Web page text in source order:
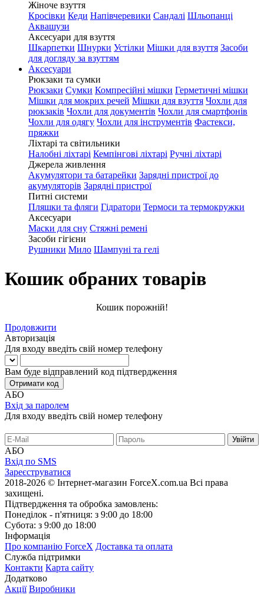
Жіноче взуття
Кросівки Кеди Напівчеревики Сандалі Шльопанці
Аквашузи
Аксесуари для взуття
Шкарпетки Шнурки Устілки Мішки для взуття Засоби
для догляду за взуттям
Аксесуари
Рюкзаки та сумки
Рюкзаки Сумки Компресійні мішки Герметичні мішки
Мішки для мокрих речей Мішки для взуття Чохли для
рюкзаків Чохли для документів Чохли для смартфонів
Чохли для одягу Чохли для інструментів Фастекси,
пряжки
Ліхтарі та світильники
Налобні ліхтарі Кемпінгові ліхтарі Ручні ліхтарі
Джерела живлення
Акумулятори та батарейки Зарядні пристрої до
акумуляторів Зарядні пристрої
Питні системи
Пляшки та фляги Гідратори Термоси та термокружки
Аксесуари
Маски для сну Стяжні ремені
Засоби гігієни
Рушники Мило Шампуні та гелі
Кошик обраних товарів
Кошик порожній!
Продовжити
Авторизація
Для входу введіть свій номер телефону
Вам буде відправлений код підтвердження
Отримати код
АБО
Вхід за паролем
Для входу введіть свій номер телефону
АБО
Вхід по SMS
Зареєструватися
2018-2026 © Інтернет-магазин ForceX.com.ua Всі права
захищені.
Підтвердження та обробка замовлень:
Понеділок - п'ятниця: з 9:00 до 18:00
Субота: з 9:00 до 18:00
Інформація
Про компанію ForceX Доставка та оплата
Служба підтримки
Контакти Карта сайту
Додатково
Акції Виробники